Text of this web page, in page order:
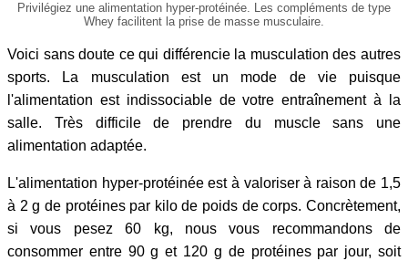
Privilégiez une alimentation hyper-protéinée. Les compléments de type
Whey facilitent la prise de masse musculaire.
Voici sans doute ce qui différencie la musculation des autres
sports. La musculation est un mode de vie puisque
l'alimentation est indissociable de votre entraînement à la
salle. Très difficile de prendre du muscle sans une
alimentation adaptée.
L'alimentation hyper-protéinée est à valoriser à raison de 1,5
à 2 g de protéines par kilo de poids de corps. Concrètement,
si vous pesez 60 kg, nous vous recommandons de
consommer entre 90 g et 120 g de protéines par jour, soit